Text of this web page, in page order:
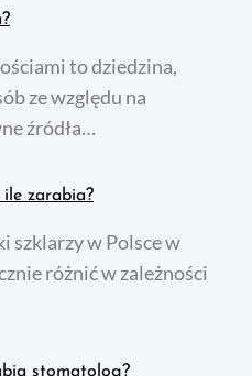
to dziedzina,
ze względu na
źródła…
ile zarabia?
szklarzy w Polsce w
różnić w zależności
stomatolog?